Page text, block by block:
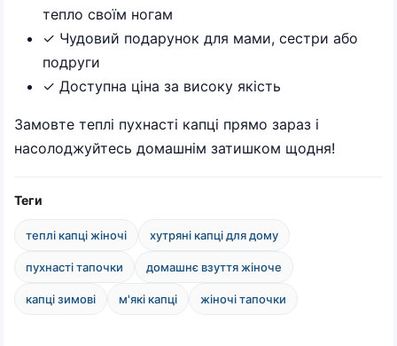
тепло своїм ногам
✓ Чудовий подарунок для мами, сестри або
подруги
✓ Доступна ціна за високу якість
Замовте теплі пухнасті капці прямо зараз і
насолоджуйтесь домашнім затишком щодня!
Теги
теплі капці жіночі хутряні капці для дому
пухнасті тапочки домашнє взуття жіноче
капці зимові м'які капці жіночі тапочки